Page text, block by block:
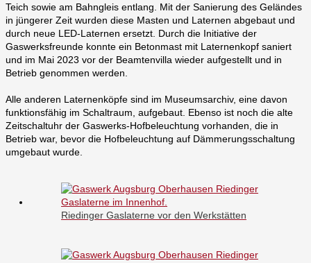
Teich sowie am Bahngleis entlang. Mit der Sanierung des Geländes
in jüngerer Zeit wurden diese Masten und Laternen abgebaut und
durch neue LED-Laternen ersetzt. Durch die Initiative der
Gaswerksfreunde konnte ein Betonmast mit Laternenkopf saniert
und im Mai 2023 vor der Beamtenvilla wieder aufgestellt und in
Betrieb genommen werden.
Alle anderen Laternenköpfe sind im Museumsarchiv, eine davon
funktionsfähig im Schaltraum, aufgebaut. Ebenso ist noch die alte
Zeitschaltuhr der Gaswerks-Hofbeleuchtung vorhanden, die in
Betrieb war, bevor die Hofbeleuchtung auf Dämmerungsschaltung
umgebaut wurde.
Riedinger Gaslaterne vor den Werkstätten